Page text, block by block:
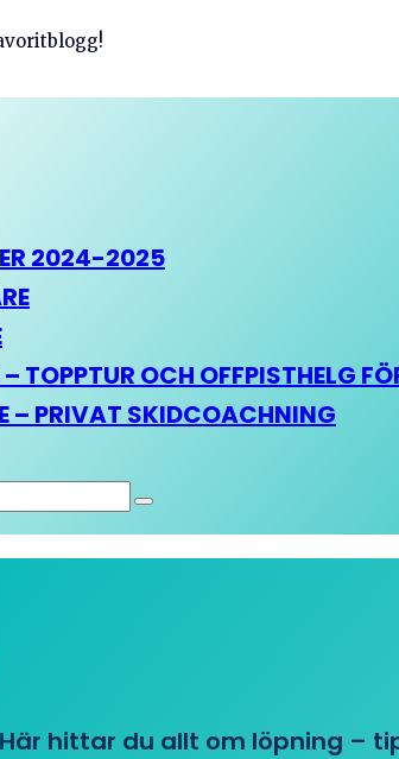
2024-2025
TOPPTUR OCH OFFPISTHELG
– PRIVAT SKIDCOACHNING
hittar du allt om löpning –